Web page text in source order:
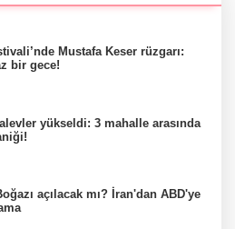
Mustafa Keser rüzgarı:
bir gece!
yükseldi: 3 mahalle arasında
açılacak mı? İran'dan ABD'ye